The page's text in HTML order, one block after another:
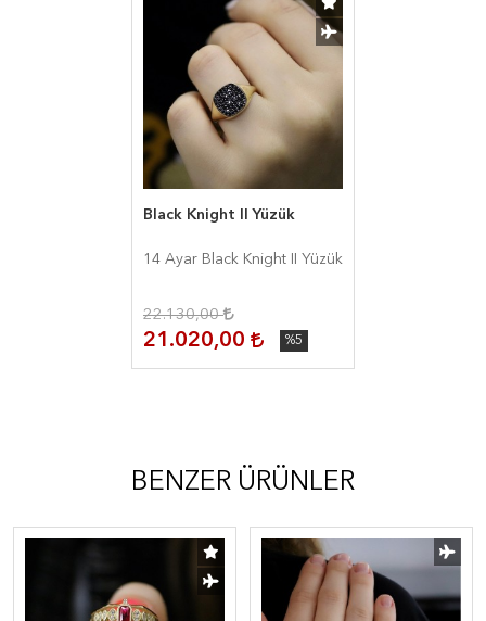
Black Knight II Yüzük
14 Ayar Black Knight II Yüzük
22.130,00
21.020,00 %5
BENZER ÜRÜNLER